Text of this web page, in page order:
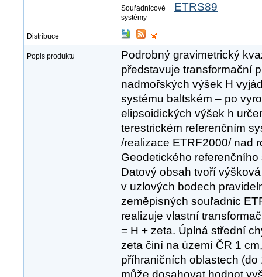
Souřadnicové
systémy
ETRS89
Distribuce
Popis produktu
Podrobný gravimetrický
představuje transformační
nadmořských výšek H
systému baltském – po
elipsoidických výšek h
terestrickém referenčním
/realizace ETRF2000/ nad
Geodetického
Datový obsah tvoří
v uzlových bodech
zeměpisných souřadnic
realizuje vlastní
= H + zeta. Úplná střední
zeta činí na území ČR 1
příhraničních oblastech
může dosahovat hodnot